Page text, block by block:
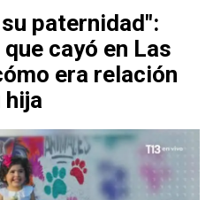
paternidad":
cayó en Las
era relación
hija